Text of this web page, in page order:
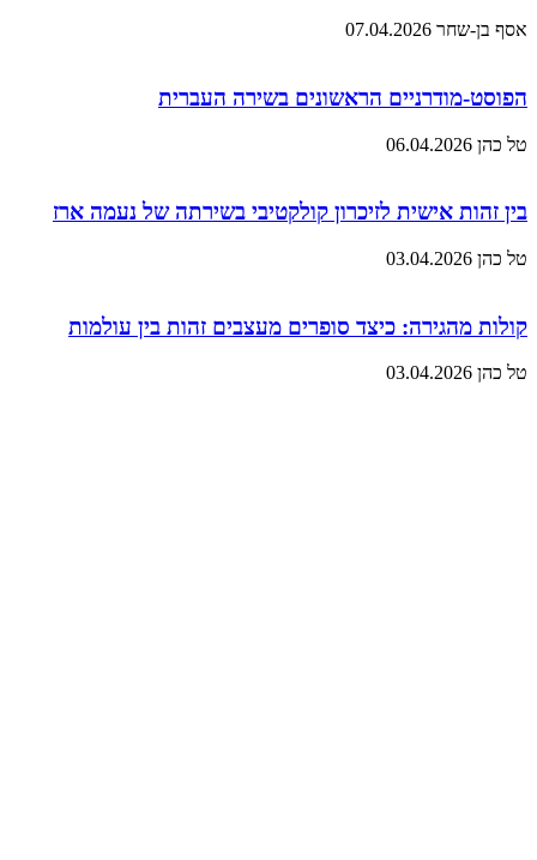
אסף בן-שחר 07.04.2026
הפוסט-מודרניים הראשונים בשירה העברית
טל כהן 06.04.2026
בין זהות אישית לזיכרון קולקטיבי בשירתה של נעמה ארז
טל כהן 03.04.2026
קולות מהגירה: כיצד סופרים מעצבים זהות בין עולמות
טל כהן 03.04.2026